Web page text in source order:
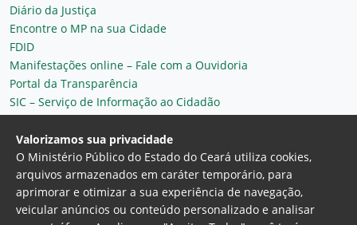
Diário da Justiça
Encontre o MP na sua Cidade
FDID
Manifestações online – Fale com a Ouvidoria
Portal da Transparência
SIC – Serviço de Informação ao Cidadão
Plantão MP do Ceará
Secretaria Geral
Valorizamos sua privacidade
O Ministério Público do Estado do Ceará utiliza cookies,
arquivos armazenados em caráter temporário, para
aprimorar e otimizar a sua experiência de navegação,
veicular anúncios ou conteúdo personalizado e analisar